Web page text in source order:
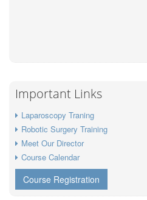
Important Links
Laparoscopy Traning
Robotic Surgery Training
Meet Our Director
Course Calendar
Course Registration